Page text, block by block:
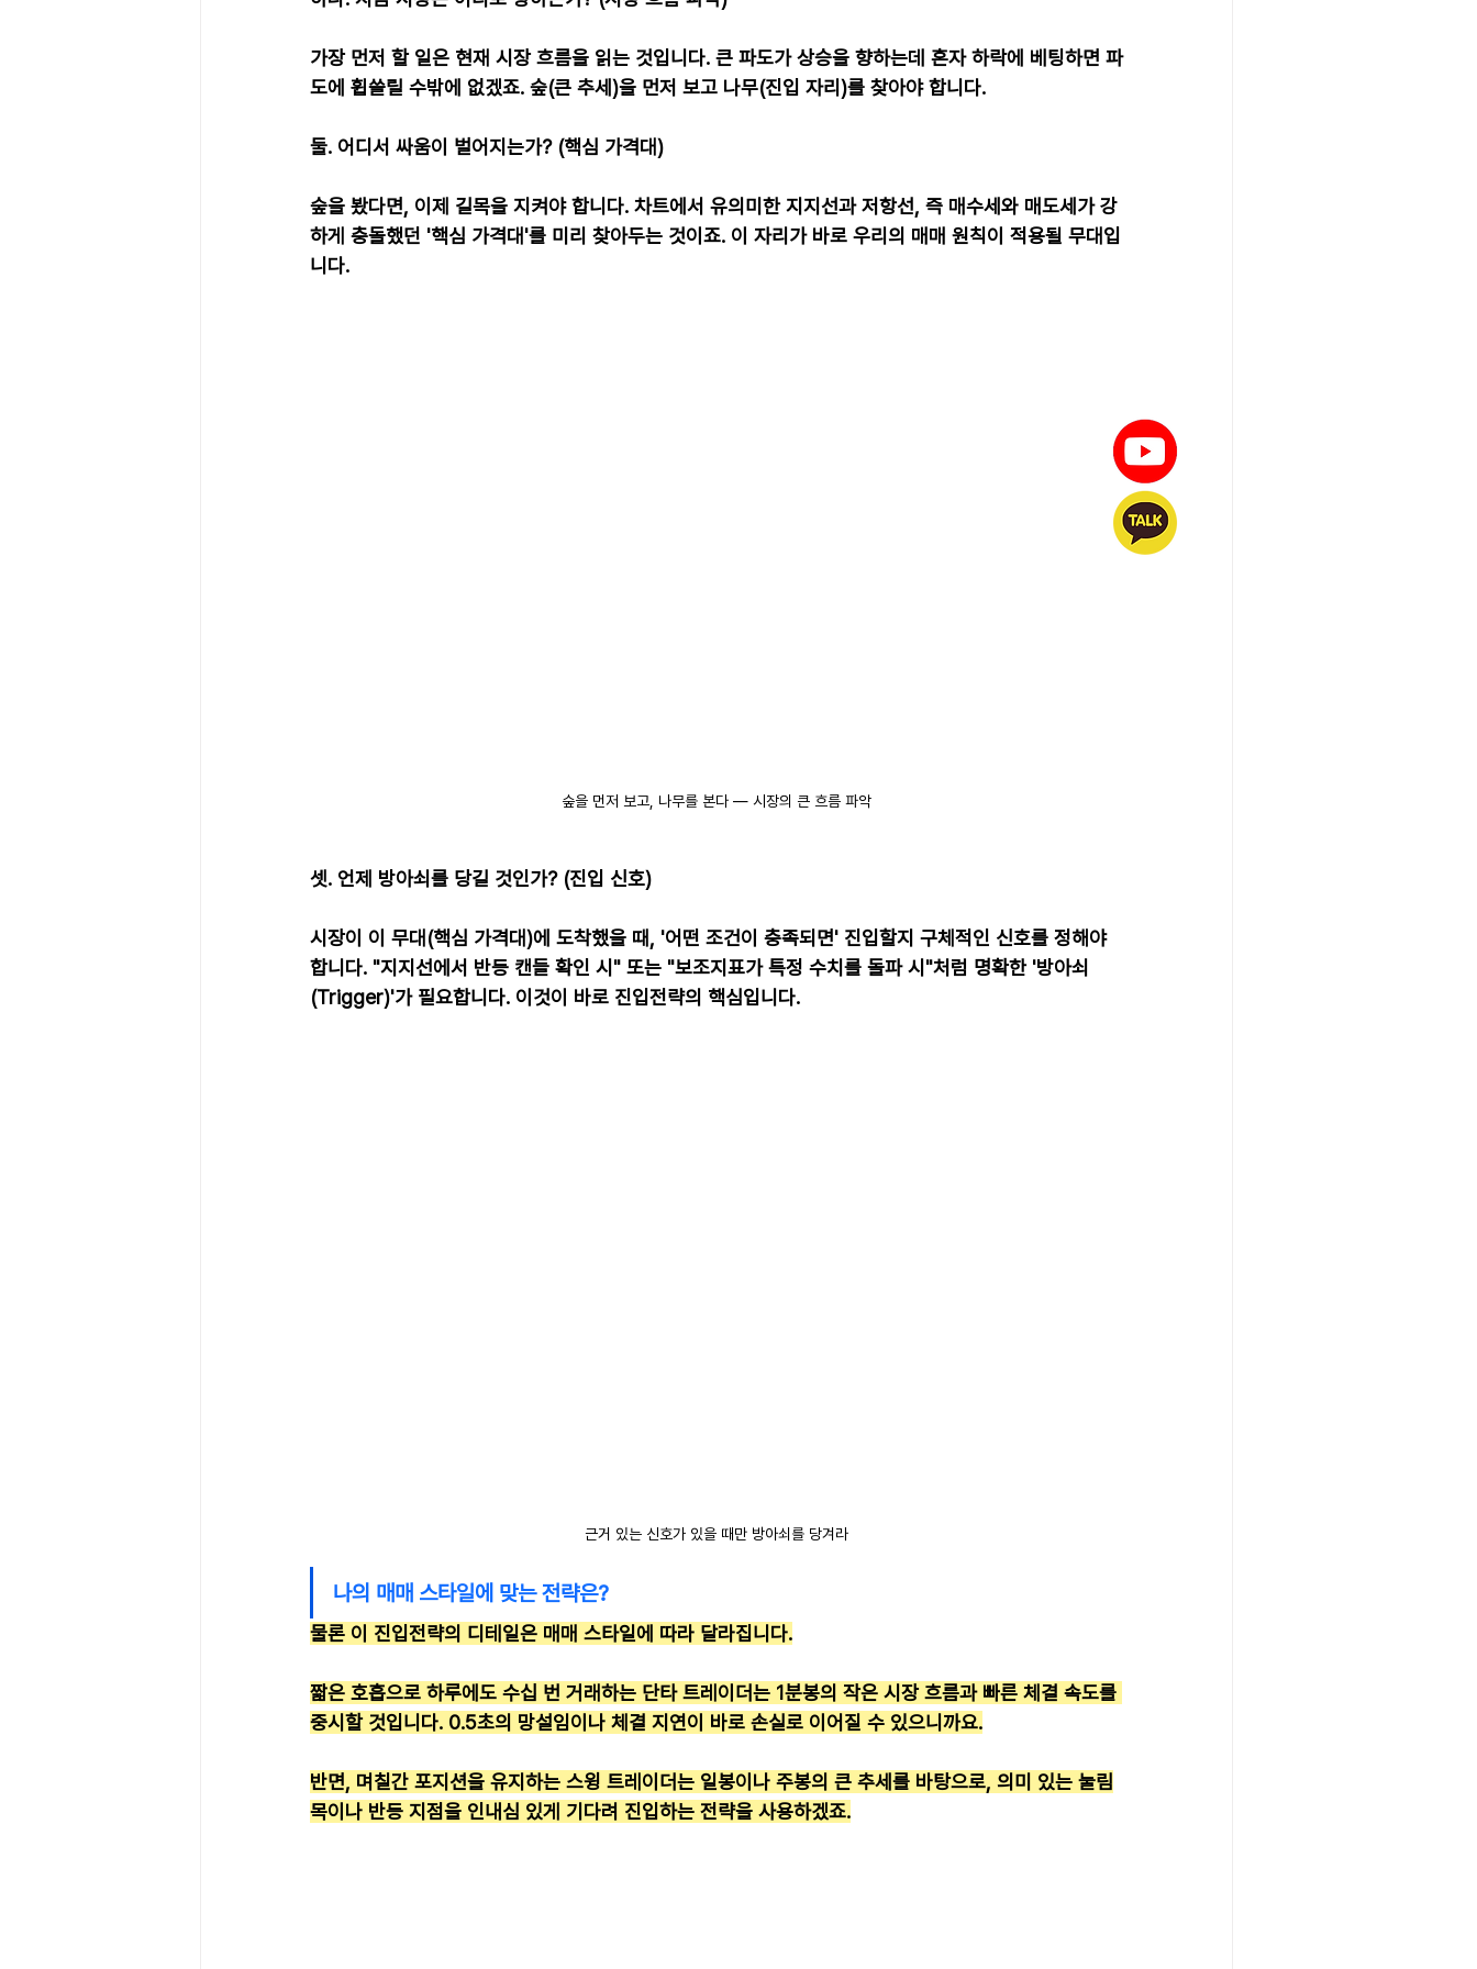
가장 먼저 할 일은 현재 시장 흐름을 읽는 것입니다. 큰 파도가 상승을 향하는데 혼자 하락에 베팅하면 파
도에 휩쓸릴 수밖에 없겠죠. 숲(큰 추세)을 먼저 보고 나무(진입 자리)를 찾아야 합니다.
둘. 어디서 싸움이 벌어지는가? (핵심 가격대)
숲을 봤다면, 이제 길목을 지켜야 합니다. 차트에서 유의미한 지지선과 저항선, 즉 매수세와 매도세가 강
하게 충돌했던 '핵심 가격대'를 미리 찾아두는 것이죠. 이 자리가 바로 우리의 매매 원칙이 적용될 무대입
니다.
숲을 먼저 보고, 나무를 본다 — 시장의 큰 흐름 파악
셋. 언제 방아쇠를 당길 것인가? (진입 신호)
시장이 이 무대(핵심 가격대)에 도착했을 때, '어떤 조건이 충족되면' 진입할지 구체적인 신호를 정해야
합니다. "지지선에서 반등 캔들 확인 시" 또는 "보조지표가 특정 수치를 돌파 시"처럼 명확한 '방아쇠
(Trigger)'가 필요합니다. 이것이 바로 진입전략의 핵심입니다.
근거 있는 신호가 있을 때만 방아쇠를 당겨라
나의 매매 스타일에 맞는 전략은?
물론 이 진입전략의 디테일은 매매 스타일에 따라 달라집니다.
짧은 호흡으로 하루에도 수십 번 거래하는 단타 트레이더는 1분봉의 작은 시장 흐름과 빠른 체결 속도를
중시할 것입니다. 0.5초의 망설임이나 체결 지연이 바로 손실로 이어질 수 있으니까요.
반면, 며칠간 포지션을 유지하는 스윙 트레이더는 일봉이나 주봉의 큰 추세를 바탕으로, 의미 있는 눌림
목이나 반등 지점을 인내심 있게 기다려 진입하는 전략을 사용하겠죠.